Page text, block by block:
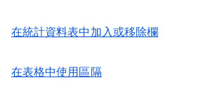
在統計資料表中加入或移除欄
在表格中使用區隔